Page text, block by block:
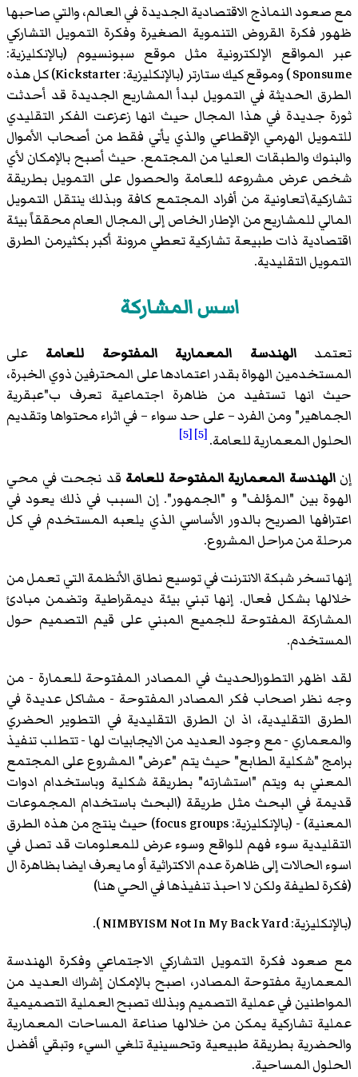
مع صعود النماذج الاقتصادية الجديدة في العالم، والتي صاحبها
ظهور فكرة القروض التنموية الصغيرة وفكرة التمويل التشاركي
عبر المواقع الإلكترونية مثل موقع سبونسيوم (بالإنكليزية:
Sponsume) وموقع كيك ستارتر (بالإنكليزية:Kickstarter) كل هذه
الطرق الحديثة في التمويل لبدأ المشاريع الجديدة قد أحدثت
ثورة جديدة في هذا المجال حيث انها زعزعت الفكر التقليدي
للتمويل الهرمي الإقطاعي والذي يأتي فقط من أصحاب الأموال
والبنوك والطبقات العليا من المجتمع. حيث أصبح بالإمكان لأي
شخص عرض مشروعه للعامة والحصول على التمويل بطريقة
تشاركية\تعاونية من أفراد المجتمع كافة وبذلك ينتقل التمويل
المالي للمشاريع من الإطار الخاص إلى المجال العام محققاً بيئة
اقتصادية ذات طبيعة تشاركية تعطي مرونة أكبر بكثيرمن الطرق
التمويل التقليدية.
اسس المشاركة
تعتمدالهندسة المعمارية المفتوحة للعامة على
المستخدمين الهواة بقدر اعتمادها على المحترفين ذوي الخبرة،
حيث انها تستفيد من ظاهرة اجتماعية تعرف ب"عبقرية
الجماهير" ومن الفرد – على حد سواء – في اثراء محتواها وتقديم
الحلول المعمارية للعامة.[5]
[5]
إنالهندسة المعمارية المفتوحة للعامة قد نجحت في محي
الهوة بين "المؤلف" و "الجمهور". إن السبب في ذلك يعود في
اعترافها الصريح بالدور الأساسي الذي يلعبه المستخدم في كل
مرحلة من مراحل المشروع.
إنها تسخر شبكة الانترنت في توسيع نطاق الأنظمة التي تعمل من
خلالها بشكل فعال. إنها تبني بيئة ديمقراطية وتضمن مبادئ
المشاركة المفتوحة للجميع المبني على قيم التصميم حول
المستخدم.
لقد اظهر التطورالحديث في المصادر المفتوحة للعمارة - من
وجه نظر اصحاب فكر المصادر المفتوحة - مشاكل عديدة في
الطرق التقليدية، اذ ان الطرق التقليدية في التطوير الحضري
والمعماري - مع وجود العديد من الايجابيات لها - تتطلب تنفيذ
برامج "شكلية الطابع" حيث يتم "عرض" المشروع على المجتمع
المعني به ويتم "استشارته" بطريقة شكلية وباستخدام ادوات
قديمة في البحث مثل طريقة (البحث باستخدام المجموعات
المعنية) - (بالإنكليزية: focus groups) حيث ينتج من هذه الطرق
التقليدية سوء فهم للواقع وسوء عرض للمعلومات قد تصل في
اسوء الحالات إلى ظاهرة عدم الاكتراثية أو ما يعرف ايضا بظاهرة ال
(فكرة لطيفة ولكن لا احبذ تنفيذها في الحي هنا)
(بالإنكليزية: NIMBYISM Not In My Back Yard ).
مع صعود فكرة التمويل التشاركي الاجتماعي وفكرة الهندسة
المعمارية مفتوحة المصادر، اصبح بالإمكان إشراك العديد من
المواطنين في عملية التصميم وبذلك تصبح العملية التصميمية
عملية تشاركية يمكن من خلالها صناعة المساحات المعمارية
والحضرية بطريقة طبيعية وتحسينية تلغي السيء وتبقي أفضل
الحلول المساحية.